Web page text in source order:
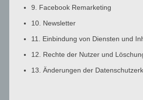
a.m.
10:00
9. Facebook Remarketing
10. Newsletter
11. Einbindung von Diensten und
12. Rechte der Nutzer und
13. Änderungen der